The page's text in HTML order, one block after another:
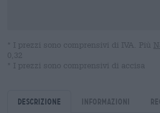
* I prezzi sono comprensivi di IVA. Più
0,32
* I prezzi sono comprensivi di accisa
Descrizione Informazioni